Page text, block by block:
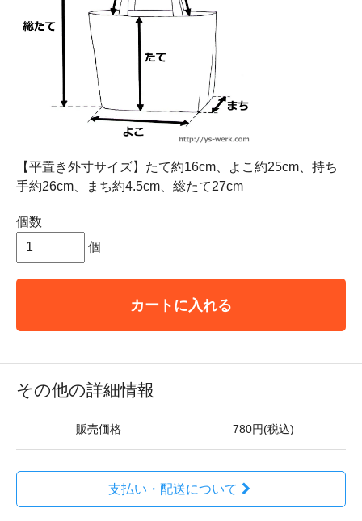
【平置き外寸サイズ】たて約16cm、よこ約25cm、持ち
手約26cm、まち約4.5cm、総たて27cm
個数
個
カートに入れる
その他の詳細情報
販売価格 780円(税込)
支払い・配送について